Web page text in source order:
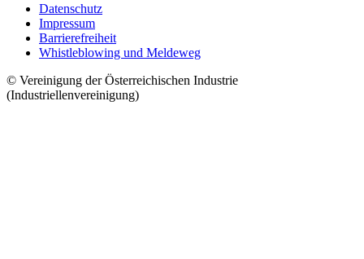
Datenschutz
Impressum
Barrierefreiheit
Whistleblowing und Meldeweg
© Vereinigung der Österreichischen Industrie
(Industriellenvereinigung)